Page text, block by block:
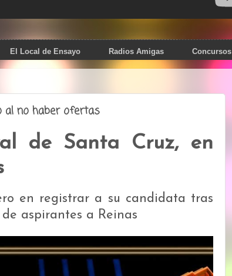
El Local de Ensayo Radios Amigas Concursos
al no haber ofertas
de Santa Cruz, en
en registrar a su candidata tras
aspirantes a Reinas